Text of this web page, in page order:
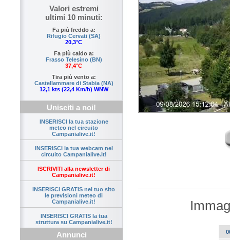
Valori estremi
ultimi 10 minuti:
Fa più freddo a:
Rifugio Cervati (SA)
20,3°C
Fa più caldo a:
Frasso Telesino (BN)
37,4°C
Tira più vento a:
Castellammare di Stabia (NA)
12,1 kts (22,4 Km/h) WNW
Unisciti a noi!
INSERISCI la tua stazione
meteo nel circuito
Campanialive.it!
INSERISCI la tua webcam nel
circuito Campanialive.it!
ISCRIVITI alla newsletter di
Campanialive.it!
INSERISCI GRATIS nel tuo sito
le previsioni meteo di
Campanialive.it!
INSERISCI GRATIS la tua
struttura su Campanialive.it!
Annunci